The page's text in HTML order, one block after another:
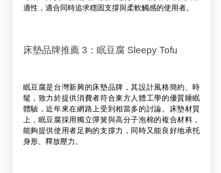
適性，適合同時追求穩固支撐與柔軟觸感的使用者。
床墊品牌推薦 3：眠豆腐 Sleepy Tofu
眠豆腐是台灣新興的床墊品牌，其設計風格簡約、時
髦，致力於提供消費者符合東方人體工學的優質睡眠
體驗，近年來在網路上受到相當多的討論。床墊材質
上，眠豆腐採用獨立彈簧與高分子泡棉的複合材料，
能夠提供使用者足夠的支撐力，同時又能良好地承托
身形、釋放壓力。